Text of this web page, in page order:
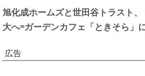
旭化成ホームズと世田谷トラスト
大へ=ガーデンカフェ「ときそら」
広告